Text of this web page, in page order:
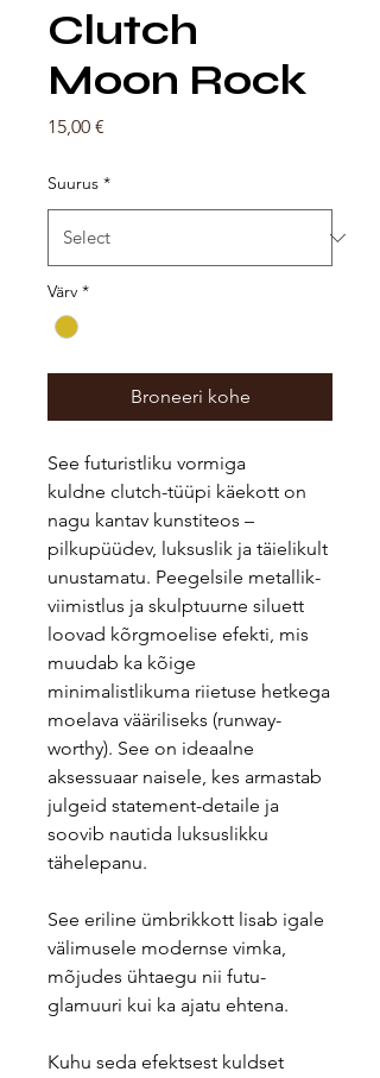
Clutch
Moon Rock
15,00 €
Suurus *
Värv *
Broneeri kohe
See futuristliku vormiga
kuldne clutch-tüüpi käekott on
nagu kantav kunstiteos –
pilkupüüdev, luksuslik ja täielikult
unustamatu. Peegelsile metallik-
viimistlus ja skulptuurne siluett
loovad kõrgmoelise efekti, mis
muudab ka kõige
minimalistlikuma riietuse hetkega
moelava vääriliseks (runway-
worthy). See on ideaalne
aksessuaar naisele, kes armastab
julgeid statement-detaile ja
soovib nautida luksuslikku
tähelepanu.
See eriline ümbrikkott lisab igale
välimusele modernse vimka,
mõjudes ühtaegu nii futu-
glamuuri kui ka ajatu ehtena.
Kuhu seda efektsest kuldset